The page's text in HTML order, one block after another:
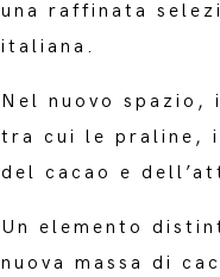
una raffinata
italiana.
Nel nuovo
tra cui le praline,
del cacao e
Un elemento
nuova massa di